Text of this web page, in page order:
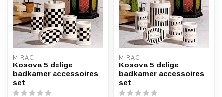
MIRAC
Kosova 5 delige
badkamer accessoires
set
MIRAC
Kosova 5 delige
badkamer accessoires
set